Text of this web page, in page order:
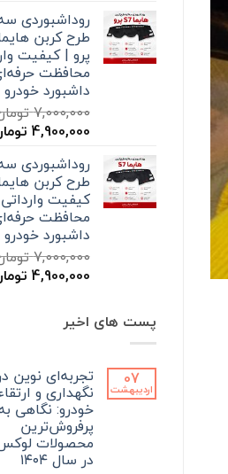
7,000,000
بود.
روداشبوردی
پرو | کیفیت
محافظت
داشبورد خودرو
7,000,000
قیمت
7,000,000
بود.
4,900,000
روداشبوردی
کیفیت
محافظت
داشبورد خودرو
7,000,000
قیمت
بود.
4,900,000
پست های اخیر
07
اردیبهشت
تجربه‌ای نوین
نگهداری و
خودرو: نگاهی
پرفروش‌ترین
محصولات
در سال ۱۴۰۴